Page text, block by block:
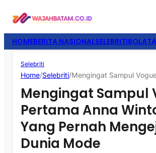
HOMEBERITA NASIONALSELEBRITI
Selebriti
Home/Selebriti/Mengingat Sampul
Mengingat Sampul
Pertama Anna
Yang Pernah
Dunia Mode